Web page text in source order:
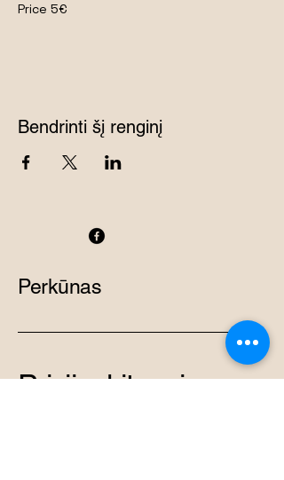
Price 5€
Bendrinti šį renginį
Perkūnas
Prisijunkite prie